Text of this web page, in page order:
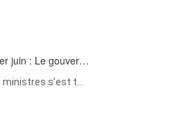
juin : Le gouver…
s’est t…